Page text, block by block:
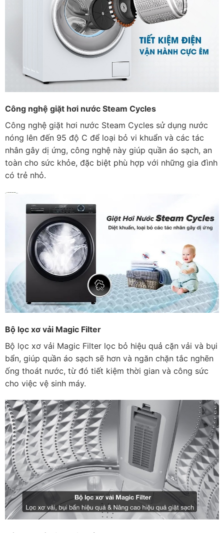
Công nghệ giặt hơi nước Steam Cycles
Công nghệ giặt hơi nước Steam Cycles sử dụng nước
nóng lên đến 95 độ C để loại bỏ vi khuẩn và các tác
nhân gây dị ứng, công nghệ này giúp quần áo sạch, an
toàn cho sức khỏe, đặc biệt phù hợp với những gia đình
có trẻ nhỏ.
Bộ lọc xơ vải Magic Filter
Bộ lọc xơ vải Magic Filter lọc bỏ hiệu quả cặn vải và bụi
bẩn, giúp quần áo sạch sẽ hơn và ngăn chặn tắc nghẽn
ống thoát nước, từ đó tiết kiệm thời gian và công sức
cho việc vệ sinh máy.